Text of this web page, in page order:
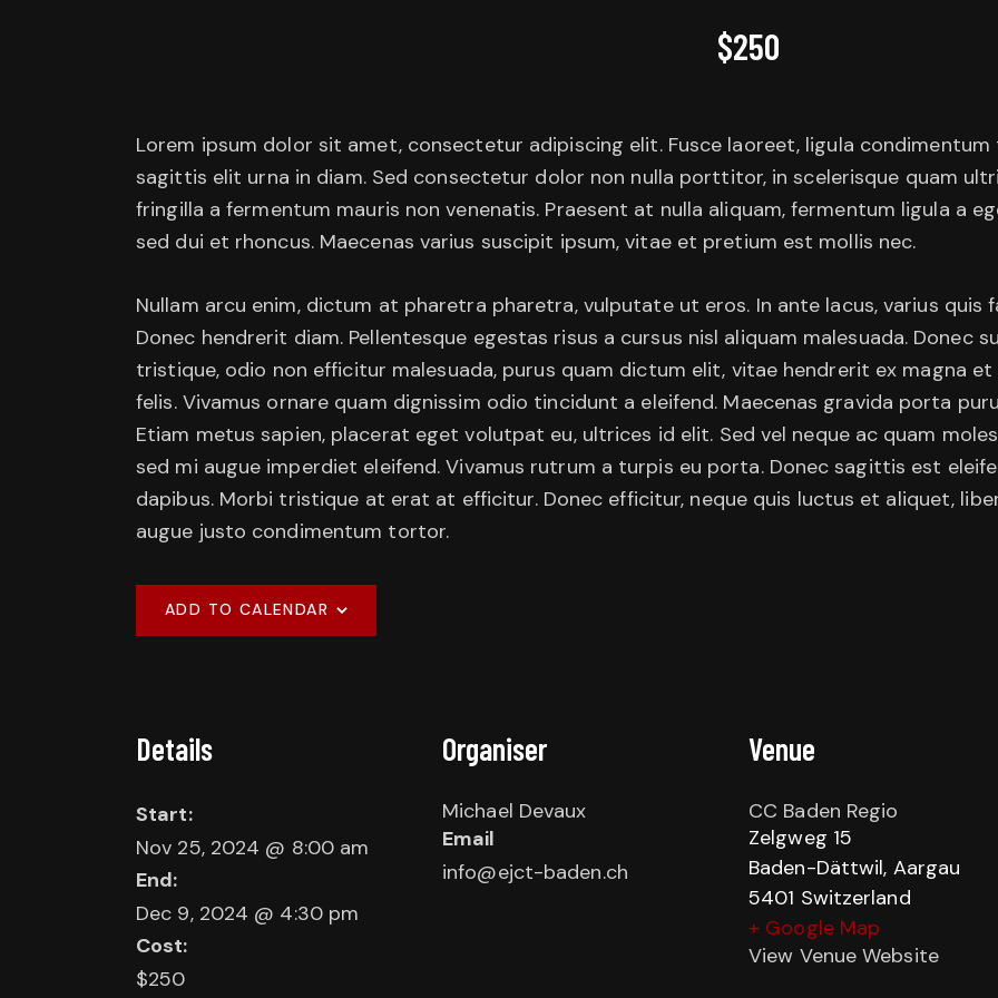
$250
Lorem ipsum dolor sit amet, consectetur adipiscing elit. Fusce laoreet, ligula
sagittis elit urna in diam. Sed consectetur dolor non nulla porttitor, in scelerisque quam
fringilla a fermentum mauris non venenatis. Praesent at nulla aliquam, fermentum ligula a
sed dui et rhoncus. Maecenas varius suscipit ipsum, vitae et pretium est mollis nec.
Nullam arcu enim, dictum at pharetra pharetra, vulputate ut eros. In ante lacus, varius quis
Donec hendrerit diam. Pellentesque egestas risus a cursus nisl aliquam malesuada. Donec
tristique, odio non efficitur malesuada, purus quam dictum elit, vitae hendrerit ex magna
felis. Vivamus ornare quam dignissim odio tincidunt a eleifend. Maecenas gravida porta
Etiam metus sapien, placerat eget volutpat eu, ultrices id elit. Sed vel neque ac quam
sed mi augue imperdiet eleifend. Vivamus rutrum a turpis eu porta. Donec sagittis est
dapibus. Morbi tristique at erat at efficitur. Donec efficitur, neque quis luctus et aliquet,
augue justo condimentum tortor.
ADD TO CALENDAR
Details
Start:
Nov 25, 2024 @ 8:00 am
End:
Dec 9, 2024 @ 4:30 pm
Cost:
$250
Organiser
Michael Devaux
Email
info@ejct-baden.ch
Venue
CC Baden Regio
Zelgweg 15
Baden-Dättwil, Aargau
5401 Switzerland
+ Google Map
View Venue Website